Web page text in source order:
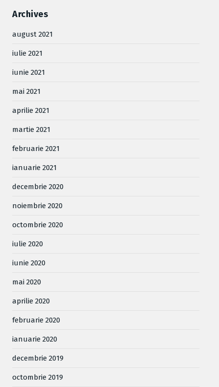
Archives
august 2021
iulie 2021
iunie 2021
mai 2021
aprilie 2021
martie 2021
februarie 2021
ianuarie 2021
decembrie 2020
noiembrie 2020
octombrie 2020
iulie 2020
iunie 2020
mai 2020
aprilie 2020
februarie 2020
ianuarie 2020
decembrie 2019
octombrie 2019